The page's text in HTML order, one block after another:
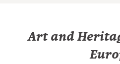
Art and